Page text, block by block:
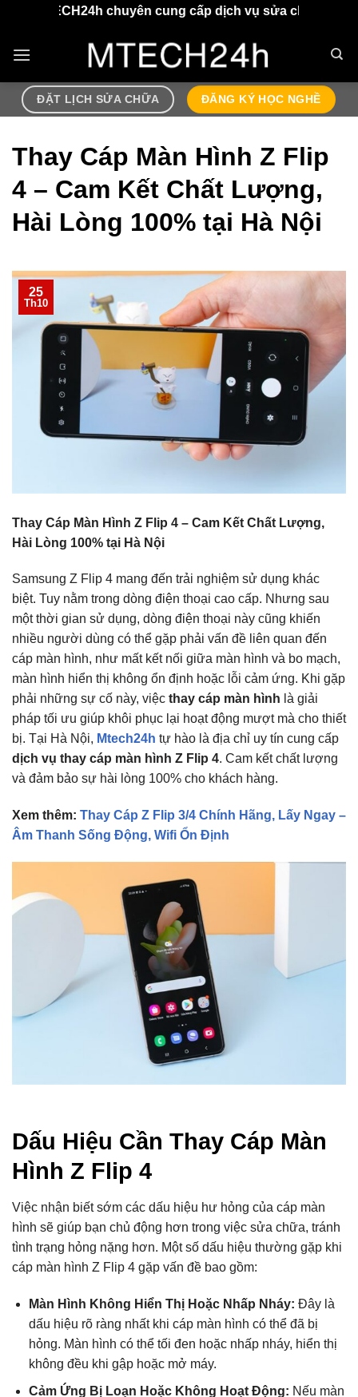
nội
chuyên cung cấp dịch vụ sửa chữa điện thoại, airpods
ĐẶT LỊCH SỬA CHỮA ĐĂNG KÝ HỌC NGHỀ
Thay Cáp Màn Hình Z Flip
4 – Cam Kết Chất Lượng,
Hài Lòng 100% tại Hà Nội
25
Th10
Thay Cáp Màn Hình Z Flip 4 – Cam Kết Chất Lượng,
Hài Lòng 100% tại Hà Nội
Samsung Z Flip 4 mang đến trải nghiệm sử dụng khác
biệt. Tuy nằm trong dòng điện thoại cao cấp. Nhưng sau
một thời gian sử dụng, dòng điện thoại này cũng khiến
nhiều người dùng có thể gặp phải vấn đề liên quan đến
cáp màn hình, như mất kết nối giữa màn hình và bo mạch,
màn hình hiển thị không ổn định hoặc lỗi cảm ứng. Khi gặp
phải những sự cố này, việc thay cáp màn hình là giải
pháp tối ưu giúp khôi phục lại hoạt động mượt mà cho thiết
bị. Tại Hà Nội, Mtech24h tự hào là địa chỉ uy tín cung cấp
dịch vụ thay cáp màn hình Z Flip 4. Cam kết chất lượng
và đảm bảo sự hài lòng 100% cho khách hàng.
Xem thêm: Thay Cáp Z Flip 3/4 Chính Hãng, Lấy Ngay –
Âm Thanh Sống Động, Wifi Ổn Định
Dấu Hiệu Cần Thay Cáp Màn
Hình Z Flip 4
Việc nhận biết sớm các dấu hiệu hư hỏng của cáp màn
hình sẽ giúp bạn chủ động hơn trong việc sửa chữa, tránh
tình trạng hỏng nặng hơn. Một số dấu hiệu thường gặp khi
cáp màn hình Z Flip 4 gặp vấn đề bao gồm:
Màn Hình Không Hiển Thị Hoặc Nhấp Nháy: Đây là
dấu hiệu rõ ràng nhất khi cáp màn hình có thể đã bị
hỏng. Màn hình có thể tối đen hoặc nhấp nháy, hiển thị
không đều khi gập hoặc mở máy.
Cảm Ứng Bị Loạn Hoặc Không Hoạt Động: Nếu màn